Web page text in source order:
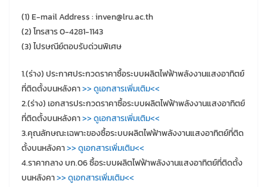
(1) E-mail Address : inven@lru.ac.th
(2) โทรสาร 0-4281-1143
(3) ไปรษณีย์ตอบรับด่วนพิเศษ
1.(ร่าง) ประกาศประกวดราคาซื้อระบบผลิตไฟฟ้าพลังงานแสงอาทิตย์
ที่ติดตั้งบนหลังคา>> ดูเอกสารเพิ่มเติม<<
2.(ร่าง) เอกสารประกวดราคาซื้อระบบผลิตไฟฟ้าพลังงานแสงอาทิตย์
ที่ติดตั้งบนหลังคา>> ดูเอกสารเพิ่มเติม<<
3.คุณลักษณะเฉพาะของซื้อระบบผลิตไฟฟ้าพลังงานแสงอาทิตย์ที่ติด
ตั้งบนหลังคา>> ดูเอกสารเพิ่มเติม<<
4.ราคากลาง บก.06 ซื้อระบบผลิตไฟฟ้าพลังงานแสงอาทิตย์ที่ติดตั้ง
บนหลังคา>> ดูเอกสารเพิ่มเติม<<